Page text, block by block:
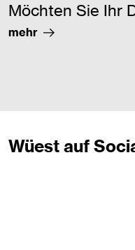
Möchten Sie Ihr
mehr
Wüest auf